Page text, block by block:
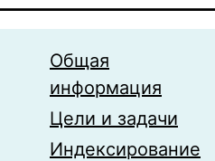
Общая
информация
Цели и задачи
Индексирование